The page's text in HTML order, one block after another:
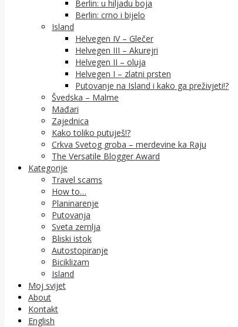
Berlin: u hiljadu boja
Berlin: crno i bijelo
Island
Helvegen IV – Glečer
Helvegen III – Akurejri
Helvegen II – oluja
Helvegen I – zlatni prsten
Putovanje na Island i kako ga preživjeti!?
Švedska – Malme
Mađari
Zajednica
Kako toliko putuješ!?
Crkva Svetog groba – merdevine ka Raju
The Versatile Blogger Award
Kategorije
Travel scams
How to…
Planinarenje
Putovanja
Sveta zemlja
Bliski istok
Autostopiranje
Biciklizam
Island
Moj svijet
About
Kontakt
English